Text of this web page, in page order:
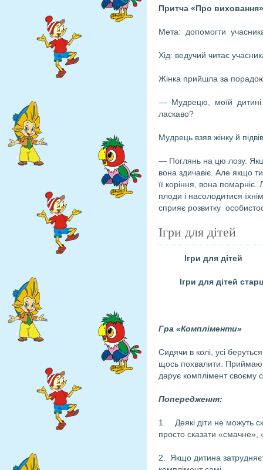
Притча «Про
Мета: допомогти
Хід: ведучий читає
Жінка прийшла за
— Мудрецю, моїй дитині
ласкаво?
Мудрець взяв жінку й
— Поглянь на цю лозу.
вона здичавіє. Але якщо
її коріння, вона
плоди і насолодитися
сприяє розвитку
Ігри для дітей
Ігри для дітей
Ігри для дітей
Гра «Компліменти»
Сидячи в колі, усі
щось похва­лити.
дарує комплімент своєму
Попередження:
1. Деякі діти не можуть
просто сказати «смачне»,
2. Якщо дитина